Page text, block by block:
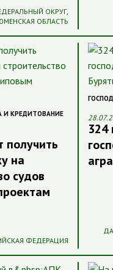
ОКРУГ,
ОБЛАСТЬ
И КРЕДИТОВАНИЕ
получить
на
судов
ФЕДЕРАЦИЯ
324